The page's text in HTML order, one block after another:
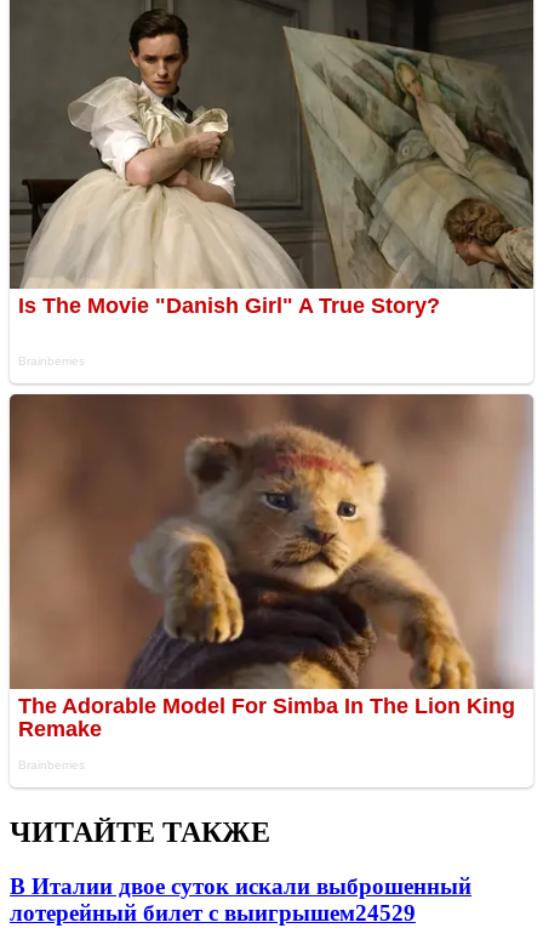
ЧИТАЙТЕ ТАКЖЕ
В Италии двое суток искали выброшенный
лотерейный билет с выигрышем24529